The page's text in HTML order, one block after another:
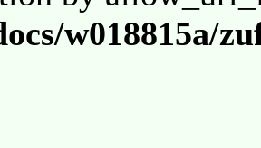
w018815a/